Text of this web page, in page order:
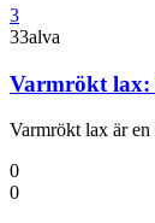
3
33alva
Varmrökt lax:
Varmrökt lax är
0
0